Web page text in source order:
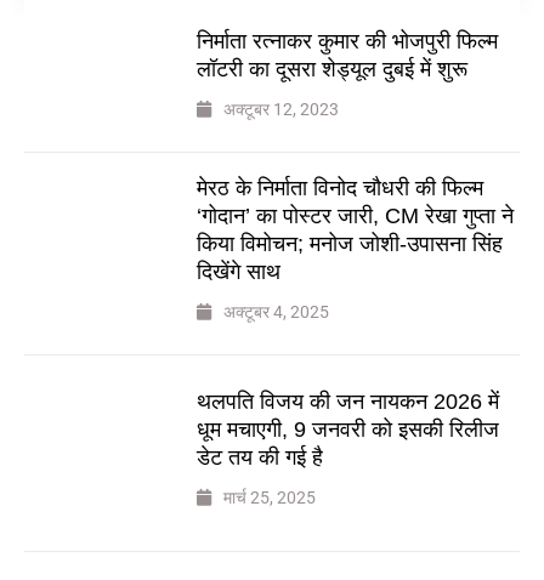
निर्माता रत्नाकर कुमार की भोजपुरी फिल्म
लॉटरी का दूसरा शेड्यूल दुबई में शुरू
अक्टूबर 12, 2023
मेरठ के निर्माता विनोद चौधरी की फिल्म
‘गोदान’ का पोस्टर जारी, CM रेखा गुप्ता ने
किया विमोचन; मनोज जोशी-उपासना सिंह
दिखेंगे साथ
अक्टूबर 4, 2025
थलपति विजय की जन नायकन 2026 में
धूम मचाएगी, 9 जनवरी को इसकी रिलीज
डेट तय की गई है
मार्च 25, 2025